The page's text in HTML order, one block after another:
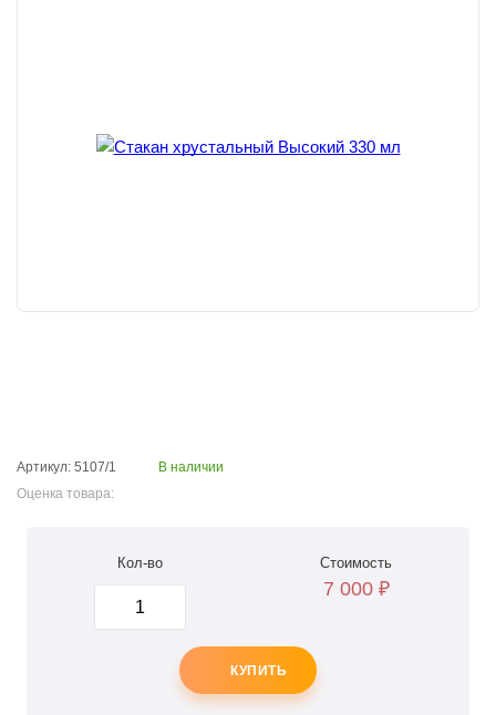
Артикул: 5107/1
В наличии
Оценка товара:
Кол-во Стоимость
7 000 ₽
КУПИТЬ